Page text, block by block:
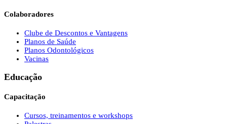
Colaboradores
Clube de Descontos e Vantagens
Planos de Saúde
Planos Odontológicos
Vacinas
Educação
Capacitação
Cursos, treinamentos e workshops